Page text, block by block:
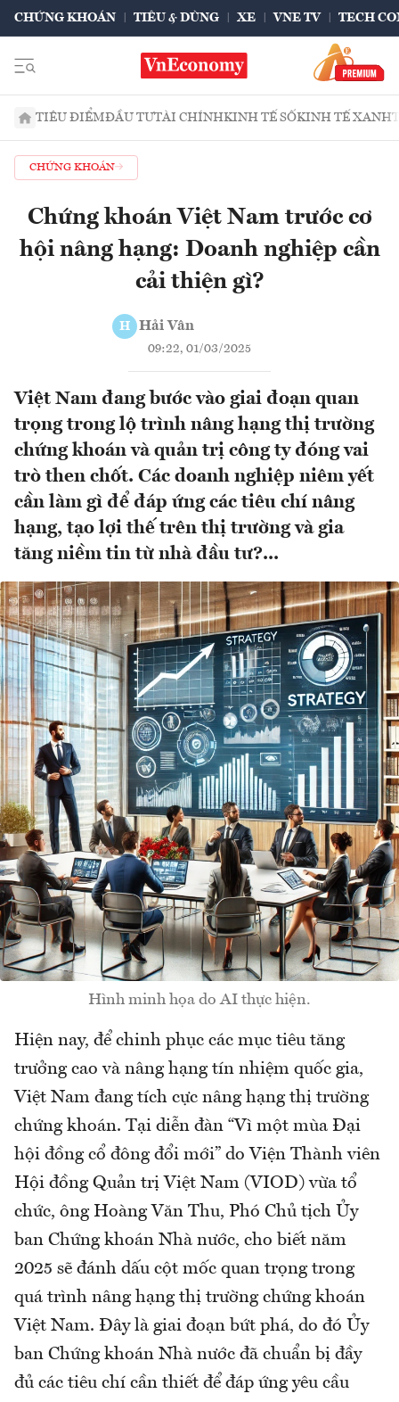
CHỨNG KHOÁN TIÊU & DÙNG XE VNE TV TECH
TIÊU ĐIỂMĐẦU TƯTÀI CHÍNHKINH TẾ SỐKINH TẾ XANH
CHỨNG KHOÁN
Chứng khoán Việt Nam trước cơ
hội nâng hạng: Doanh nghiệp cần
cải thiện gì?
H Hải Vân
09:22, 01/03/2025
Việt Nam đang bước vào giai đoạn quan
trọng trong lộ trình nâng hạng thị trường
chứng khoán và quản trị công ty đóng vai
trò then chốt. Các doanh nghiệp niêm yết
cần làm gì để đáp ứng các tiêu chí nâng
hạng, tạo lợi thế trên thị trường và gia
tăng niềm tin từ nhà đầu tư?...
Hình minh họa do AI thực hiện.
Hiện nay, để chinh phục các mục tiêu tăng
trưởng cao và nâng hạng tín nhiệm quốc gia,
Việt Nam đang tích cực nâng hạng thị trường
chứng khoán. Tại diễn đàn “Vì một mùa Đại
hội đồng cổ đông đổi mới” do Viện Thành viên
Hội đồng Quản trị Việt Nam (VIOD) vừa tổ
chức, ông Hoàng Văn Thu, Phó Chủ tịch Ủy
ban Chứng khoán Nhà nước, cho biết năm
2025 sẽ đánh dấu cột mốc quan trọng trong
quá trình nâng hạng thị trường chứng khoán
Việt Nam. Đây là giai đoạn bứt phá, do đó Ủy
ban Chứng khoán Nhà nước đã chuẩn bị đầy
đủ các tiêu chí cần thiết để đáp ứng yêu cầu